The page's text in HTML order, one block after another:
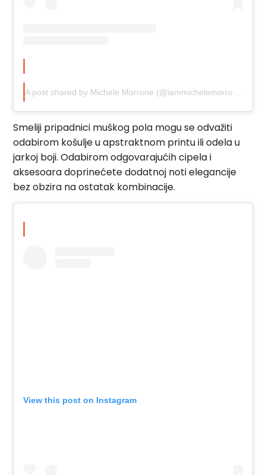
A post shared by Michele Morrone (@iammichelemorroneofficial)
Smeliji pripadnici muškog pola mogu se odvažiti
odabirom košulje u apstraktnom printu ili odela u
jarkoj boji. Odabirom odgovarajućih cipela i
aksesoara doprinećete dodatnoj noti elegancije
bez obzira na ostatak kombinacije.
View this post on Instagram